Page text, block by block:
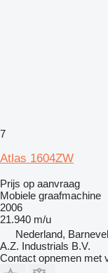
7
Atlas 1604ZW
Prijs op aanvraag
Mobiele graafmachine
2006
21.940 m/u
Nederland,
A.Z. Industrials B.V.
Contact opnemen met